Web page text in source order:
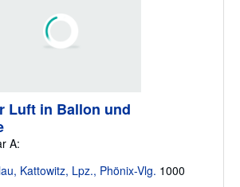
Luft in Ballon und
A:
Kattowitz, Lpz., Phönix-Vlg. 1000